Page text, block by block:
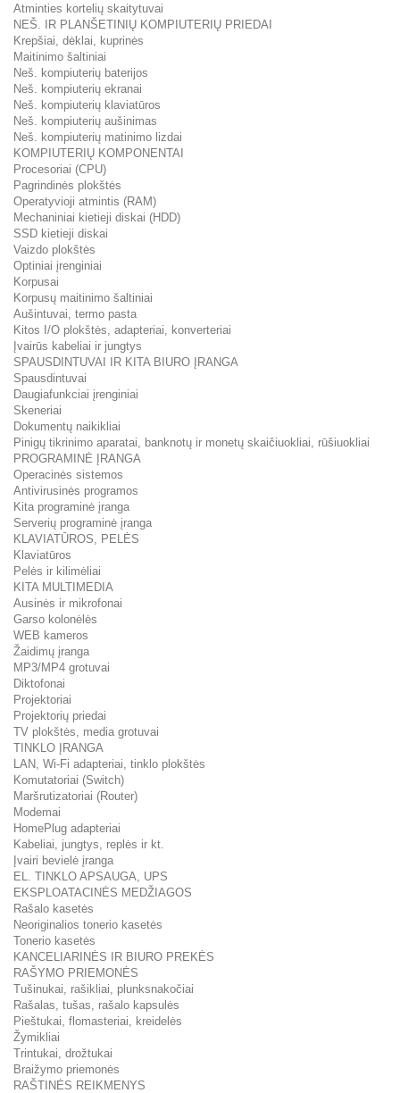
Atminties kortelių skaitytuvai
NEŠ. IR PLANŠETINIŲ KOMPIUTERIŲ PRIEDAI
Krepšiai, dėklai, kuprinės
Maitinimo šaltiniai
Neš. kompiuterių baterijos
Neš. kompiuterių ekranai
Neš. kompiuterių klaviatūros
Neš. kompiuterių aušinimas
Neš. kompiuterių matinimo lizdai
KOMPIUTERIŲ KOMPONENTAI
Procesoriai (CPU)
Pagrindinės plokštės
Operatyvioji atmintis (RAM)
Mechaniniai kietieji diskai (HDD)
SSD kietieji diskai
Vaizdo plokštės
Optiniai įrenginiai
Korpusai
Korpusų maitinimo šaltiniai
Aušintuvai, termo pasta
Kitos I/O plokštės, adapteriai, konverteriai
Įvairūs kabeliai ir jungtys
SPAUSDINTUVAI IR KITA BIURO ĮRANGA
Spausdintuvai
Daugiafunkciai įrenginiai
Skeneriai
Dokumentų naikikliai
Pinigų tikrinimo aparatai, banknotų ir monetų skaičiuokliai, rūšiuokliai
PROGRAMINĖ ĮRANGA
Operacinės sistemos
Antivirusinės programos
Kita programinė įranga
Serverių programinė įranga
KLAVIATŪROS, PELĖS
Klaviatūros
Pelės ir kilimėliai
KITA MULTIMEDIA
Ausinės ir mikrofonai
Garso kolonėlės
WEB kameros
Žaidimų įranga
MP3/MP4 grotuvai
Diktofonai
Projektoriai
Projektorių priedai
TV plokštės, media grotuvai
TINKLO ĮRANGA
LAN, Wi-Fi adapteriai, tinklo plokštės
Komutatoriai (Switch)
Maršrutizatoriai (Router)
Modemai
HomePlug adapteriai
Kabeliai, jungtys, replės ir kt.
Įvairi bevielė įranga
EL. TINKLO APSAUGA, UPS
EKSPLOATACINĖS MEDŽIAGOS
Rašalo kasetės
Neoriginalios tonerio kasetės
Tonerio kasetės
KANCELIARINĖS IR BIURO PREKĖS
RAŠYMO PRIEMONĖS
Tušinukai, rašikliai, plunksnakočiai
Rašalas, tušas, rašalo kapsulės
Pieštukai, flomasteriai, kreidelės
Žymikliai
Trintukai, drožtukai
Braižymo priemonės
RAŠTINĖS REIKMENYS